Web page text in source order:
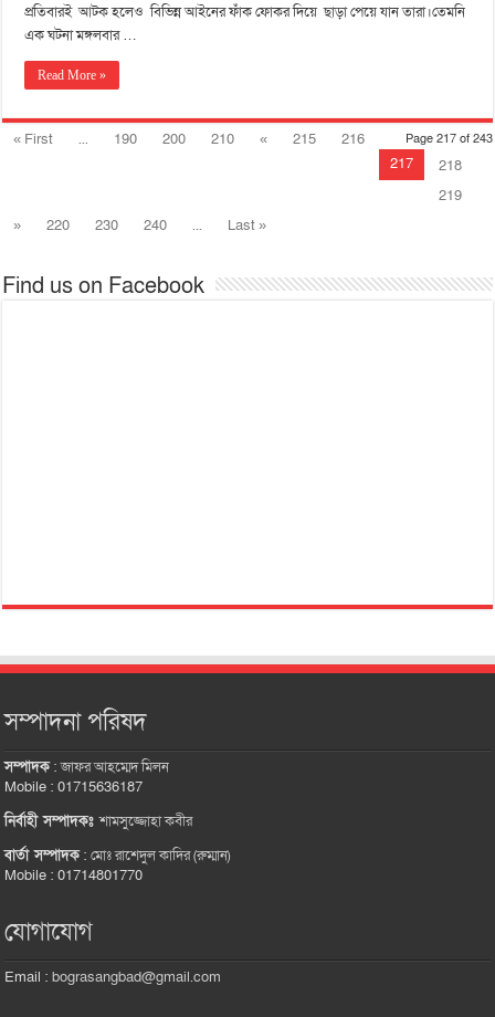
প্রতিবারই আটক হলেও বিভিন্ন আইনের ফাঁক ফোকর দিয়ে ছাড়া পেয়ে যান তারা।তেমনি
এক ঘটনা মঙ্গলবার …
Read More »
Page 217 of 243
« First ... 190 200 210 « 215
216
217
218
219
»
220 230 240 ... Last »
Find us on Facebook
সম্পাদনা পরিষদ
সম্পাদক:জাফর আহম্মেদ মিলন
Mobile : 01715636187
নির্বাহী সম্পাদকঃশামসুজ্জোহা কবীর
বার্তা সম্পাদক:মোঃ রাশেদুল কাদির (রুম্মান)
Mobile : 01714801770
যোগাযোগ
Email :bograsangbad@gmail.com